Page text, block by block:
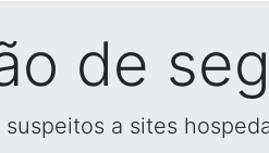
de
a sites